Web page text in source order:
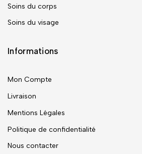
Soins du corps
Soins du visage
Informations
Mon Compte
Livraison
Mentions Légales
Politique de confidentialité
Nous contacter